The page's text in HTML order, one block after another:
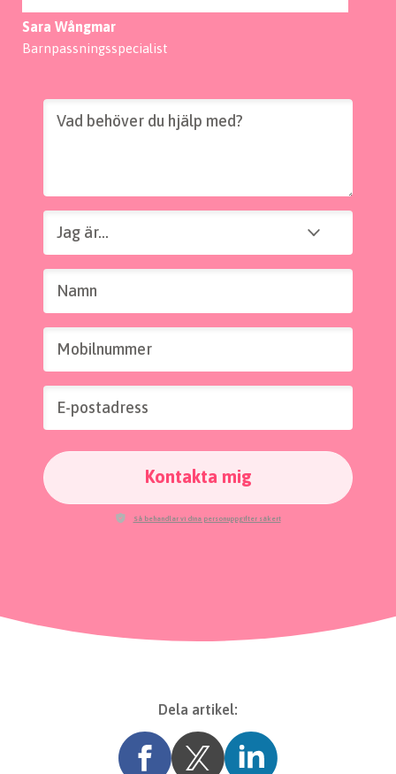
Sara Wångmar
Barnpassningsspecialist
Vad behöver du hjälp med?
Jag är...
Jag är...
Namn
Mobilnummer
E-postadress
Kontakta mig
Så behandlar vi dina personuppgifter säkert
Dela artikel: